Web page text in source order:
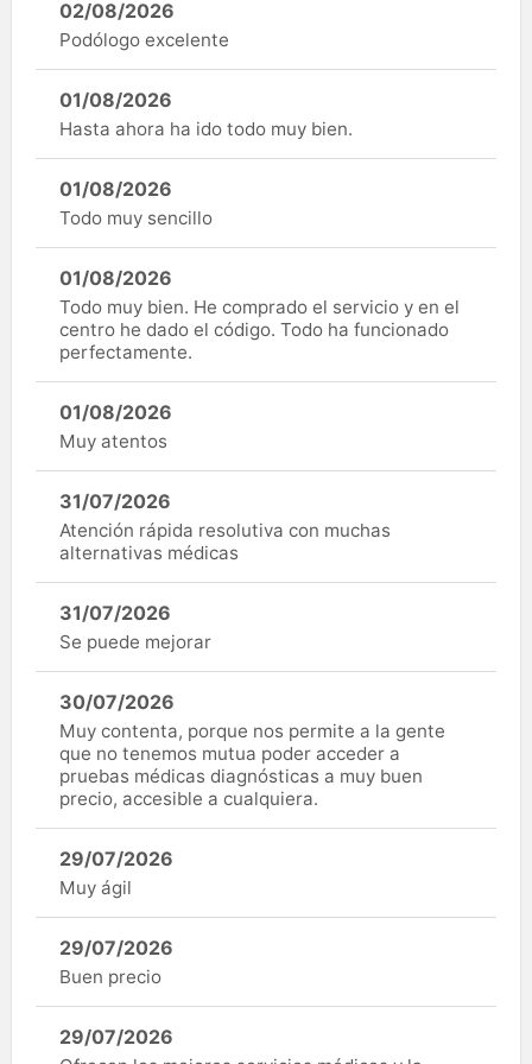
02/08/2026
Podólogo excelente
01/08/2026
Hasta ahora ha ido todo muy bien.
01/08/2026
Todo muy sencillo
01/08/2026
Todo muy bien. He comprado el servicio y en el
centro he dado el código. Todo ha funcionado
perfectamente.
01/08/2026
Muy atentos
31/07/2026
Atención rápida resolutiva con muchas
alternativas médicas
31/07/2026
Se puede mejorar
30/07/2026
Muy contenta, porque nos permite a la gente
que no tenemos mutua poder acceder a
pruebas médicas diagnósticas a muy buen
precio, accesible a cualquiera.
29/07/2026
Muy ágil
29/07/2026
Buen precio
29/07/2026